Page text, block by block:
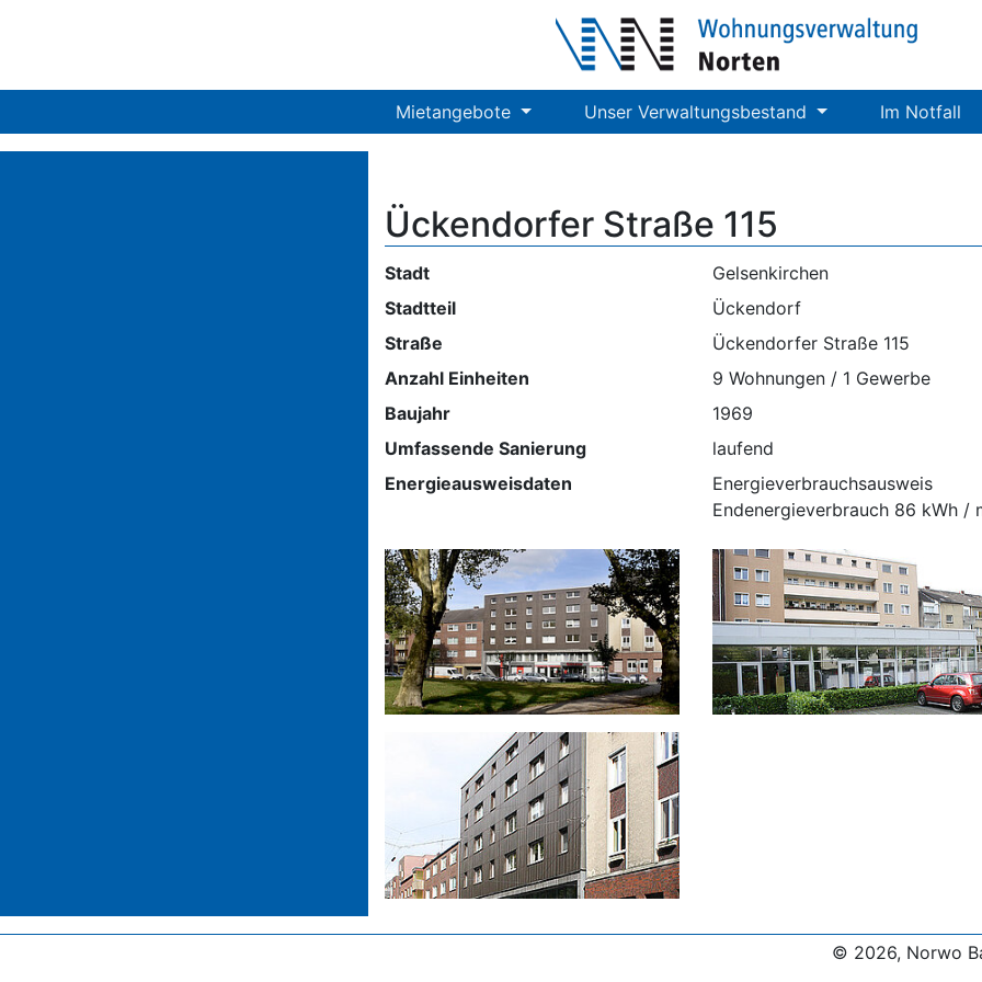
Mietangebote Unser Verwaltungsbestand Im Notfall
Ückendorfer Straße 115
Stadt
Gelsenkirchen
Stadtteil
Ückendorf
Straße
Ückendorfer Straße 115
Anzahl Einheiten
9 Wohnungen / 1 Gewerbe
Baujahr
1969
Umfassende Sanierung
laufend
Energieausweisdaten
Energieverbrauchsausweis
Endenergieverbrauch 86 kWh /
© 2026, Norwo